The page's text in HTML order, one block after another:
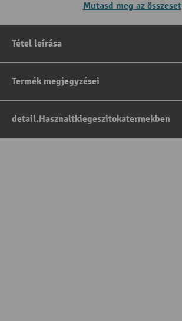
Mutasd meg az összeset
Tétel leírása
Termék megjegyzései
detail.Hasznaltkiegeszitokatermekben